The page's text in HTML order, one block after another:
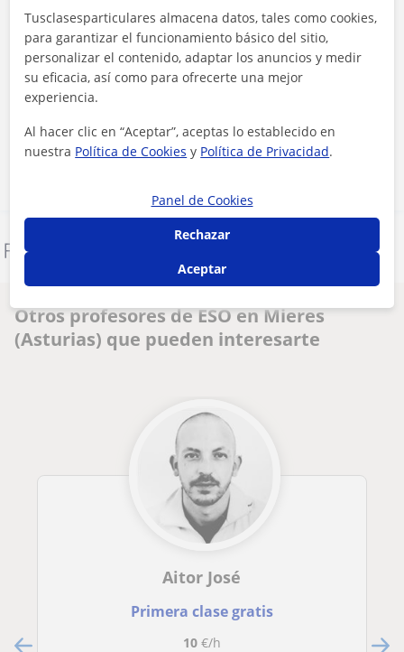
Al hacer clic, aceptas nuestro privacidad
Contactar ahora
Denunciar este perfil
Otros profesores de ESO en Mieres
(Asturias) que pueden interesarte
Aitor José
Primera clase gratis
10€/h
Tusclasesparticulares almacena datos, tales como cookies,
para garantizar el funcionamiento básico del sitio,
personalizar el contenido, adaptar los anuncios y medir
su eficacia, así como para ofrecerte una mejor
experiencia.
Al hacer clic en “Aceptar”, aceptas lo establecido en
nuestra Política de Cookies y Política de Privacidad.
Panel de Cookies
Rechazar
Aceptar